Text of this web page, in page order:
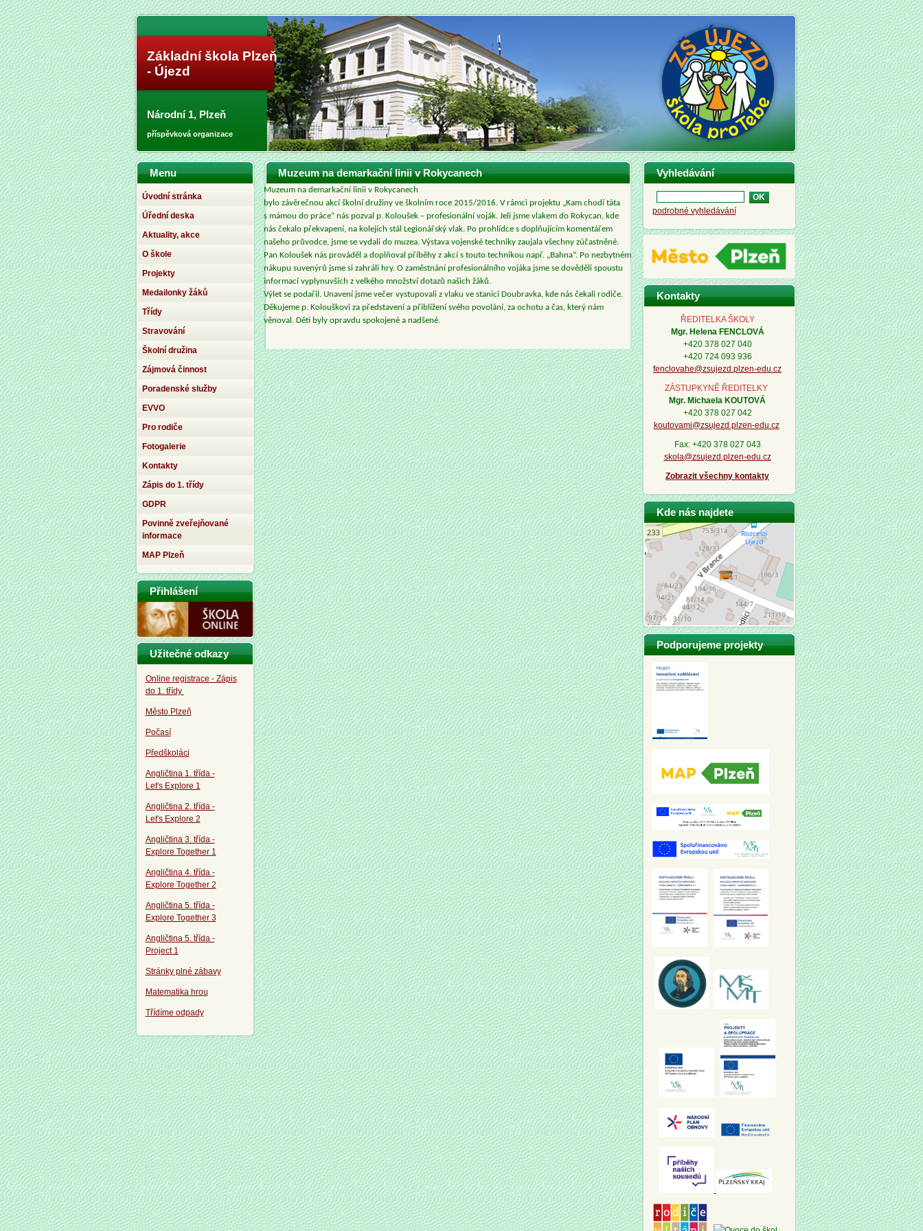
Základní škola Plzeň
- Újezd
Národní 1, Plzeň
příspěvková organizace
Vyhledávání
podrobné vyhledávání
Kontakty
ŘEDITELKA ŠKOLY
Mgr. Helena FENCLOVÁ
+420 378 027 040
+420 724 093 936
fenclovahe@zsujezd.plzen-edu.cz
ZÁSTUPKYNĚ ŘEDITELKY
Mgr. Michaela KOUTOVÁ
+420 378 027 042
koutovami@zsujezd.plzen-edu.cz
Fax: +420 378 027 043
skola@zsujezd.plzen-edu.cz
Zobrazit všechny kontakty
Kde nás najdete
Podporujeme projekty
Muzeum na demarkační linii v Rokycanech
Muzeum na demarkační linii v Rokycanech
bylo závěrečnou akcí školní družiny ve školním roce 2015/2016. V rámci projektu „Kam chodí táta
s mámou do práce“ nás pozval p. Koloušek – profesionální voják. Jeli jsme vlakem do Rokycan, kde
nás čekalo překvapení, na kolejích stál Legionářský vlak. Po prohlídce s doplňujícím komentářem
našeho průvodce, jsme se vydali do muzea. Výstava vojenské techniky zaujala všechny zúčastněné.
Pan Koloušek nás prováděl a doplňoval příběhy z akcí s touto technikou např. „Bahna“. Po nezbytném
nákupu suvenýrů jsme si zahráli hry. O zaměstnání profesionálního vojáka jsme se dověděli spoustu
informací vyplynuvších z velkého množství dotazů našich žáků.
Výlet se podařil. Unavení jsme večer vystupovali z vlaku ve stanici Doubravka, kde nás čekali rodiče.
Děkujeme p. Kolouškovi za představení a přiblížení svého povolání, za ochotu a čas, který nám
věnoval. Děti byly opravdu spokojené a nadšené.
Menu
Úvodní stránka
Úřední deska
Aktuality, akce
O škole
Projekty
Medailonky žáků
Třídy
Stravování
Školní družina
Zájmová činnost
Poradenské služby
EVVO
Pro rodiče
Fotogalerie
Kontakty
Zápis do 1. třídy
GDPR
Povinně zveřejňované
informace
MAP Plzeň
Přihlášení
Užitečné odkazy
Online registrace - Zápis
do 1. třídy
Město Plzeň
Počasí
Předškoláci
Angličtina 1. třída -
Let's Explore 1
Angličtina 2. třída -
Let's Explore 2
Angličtina 3. třída -
Explore Together 1
Angličtina 4. třída -
Explore Together 2
Angličtina 5. třída -
Explore Together 3
Angličtina 5. třída -
Project 1
Stránky plné zábavy
Matematika hrou
Třídíme odpady